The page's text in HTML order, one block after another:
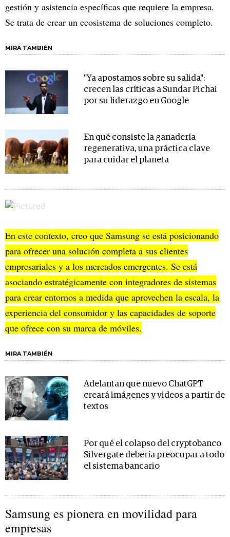
gestión y asistencia específicas que requiere la empresa.
Se trata de crear un ecosistema de soluciones completo.
MIRA TAMBIÉN
"Ya apostamos sobre su salida":
crecen las críticas a Sundar Pichai
por su liderazgo en Google
En qué consiste la ganadería
regenerativa, una práctica clave
para cuidar el planeta
En este contexto, creo que Samsung se está posicionando
para ofrecer una solución completa a sus clientes
empresariales y a los mercados emergentes. Se está
asociando estratégicamente con integradores de sistemas
para crear entornos a medida que aprovechen la escala, la
experiencia del consumidor y las capacidades de soporte
que ofrece con su marca de móviles.
MIRA TAMBIÉN
Adelantan que nuevo ChatGPT
creará imágenes y videos a partir de
textos
Por qué el colapso del cryptobanco
Silvergate debería preocupar a todo
el sistema bancario
Samsung es pionera en movilidad para
empresas